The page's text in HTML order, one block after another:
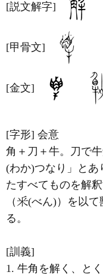
[説文解字]
[甲骨文]
[金文]
[字形] 会意
角＋刀＋牛。刀で
(わか)つなり」とあ
たすべてものを解
（
(べん)）を以て
る。
[訓義]
1. 牛角を解く、と